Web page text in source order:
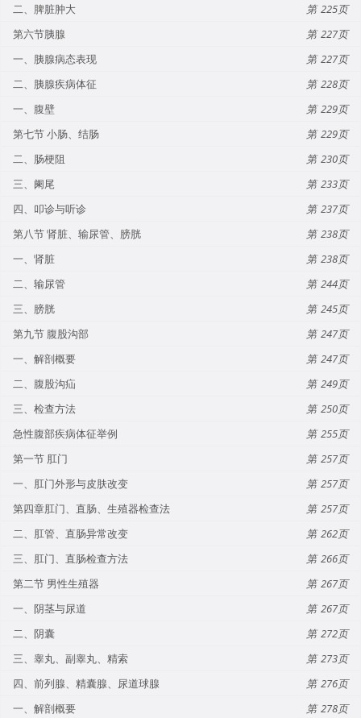
二、脾脏肿大
225
第六节胰腺
227
一、胰腺病态表现
227
二、胰腺疾病体征
228
一、腹壁
229
第七节 小肠、结肠
229
二、肠梗阻
230
三、阑尾
233
四、叩诊与听诊
237
第八节 肾脏、输尿管、膀胱
238
一、肾脏
238
二、输尿管
244
三、膀胱
245
第九节 腹股沟部
247
一、解剖概要
247
二、腹股沟疝
249
三、检查方法
250
急性腹部疾病体征举例
255
第一节 肛门
257
一、肛门外形与皮肤改变
257
第四章肛门、直肠、生殖器检查法
257
二、肛管、直肠异常改变
262
三、肛门、直肠检查方法
266
第二节 男性生殖器
267
一、阴茎与尿道
267
二、阴囊
272
三、睾丸、副睾丸、精索
273
四、前列腺、精囊腺、尿道球腺
276
一、解剖概要
278